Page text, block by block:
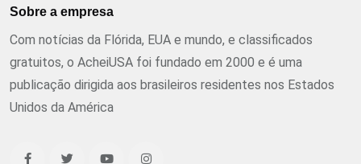
Sobre a empresa
Com notícias da Flórida, EUA e mundo, e classificados
gratuitos, o AcheiUSA foi fundado em 2000 e é uma
publicação dirigida aos brasileiros residentes nos Estados
Unidos da América